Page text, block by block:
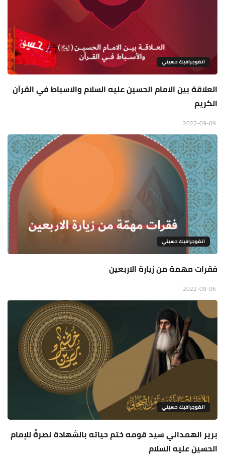
انفوجرافيك حسيني
العلاقة بين الامام الحسين عليه السلام والاسباط في القرآن
الكريم
انفوجرافيك حسيني
فقرات مهمة من زيارة الاربعين
انفوجرافيك حسيني
برير الهمداني سيد قومه ختم حياته بالشهادة نصرةً للإمام
الحسين عليه السلام